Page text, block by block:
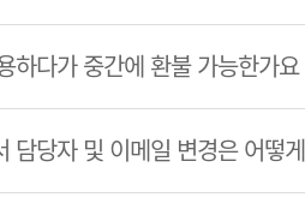
하다가 중간에 환불 가능한가요
담당자 및 이메일 변경은 어떻